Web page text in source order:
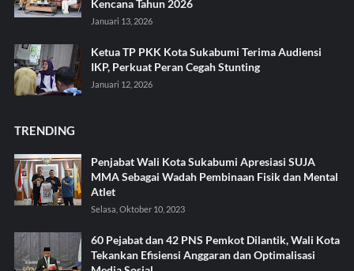
Kencana Tahun 2026
Januari 13, 2026
Ketua TP PKK Kota Sukabumi Terima Audiensi
IKP, Perkuat Peran Cegah Stunting
Januari 12, 2026
TRENDING
Penjabat Wali Kota Sukabumi Apresiasi SUJA
MMA Sebagai Wadah Pembinaan Fisik dan Mental
Atlet
Selasa, Oktober 10, 2023
60 Pejabat dan 42 PNS Pemkot Dilantik, Wali Kota
Tekankan Efisiensi Anggaran dan Optimalisasi